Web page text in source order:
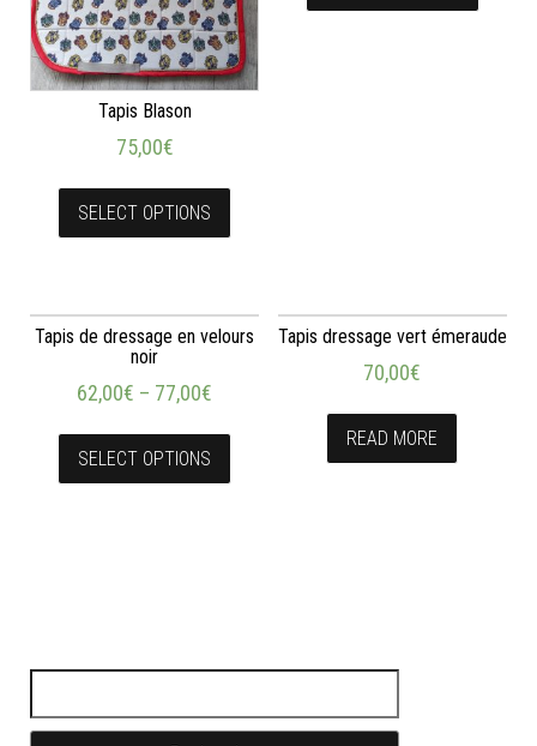
Tapis Blason
75,00€
SELECT OPTIONS
Tapis de dressage en velours
noir
62,00€ – 77,00€
SELECT OPTIONS
Tapis dressage vert émeraude
70,00€
READ MORE